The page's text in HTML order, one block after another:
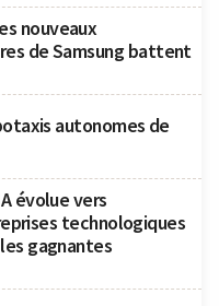
nouveaux
de Samsung battent
autonomes de
évolue vers
technologiques
gagnantes